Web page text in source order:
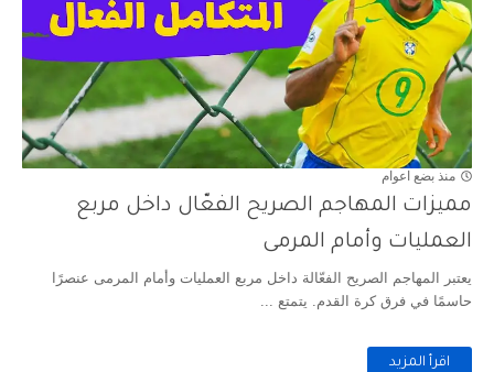
منذ بضع اعوام
مميزات المهاجم الصريح الفعّال داخل مربع
العمليات وأمام المرمى
يعتبر المهاجم الصريح الفعّالة داخل مربع العمليات وأمام المرمى عنصرًا
حاسمًا في فرق كرة القدم. يتمتع ...
اقرأ المزيد